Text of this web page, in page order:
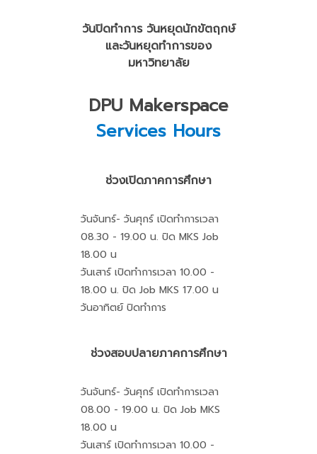
วันปิดทำการ วันหยุดนักขัตฤกษ์
และวันหยุดทำการของ
มหาวิทยาลัย
DPU Makerspace
Services Hours
ช่วงเปิดภาคการศึกษา
วันจันทร์- วันศุกร์ เปิดทำการเวลา
08.30 - 19.00 น. ปิด MKS Job
18.00 น
วันเสาร์ เปิดทำการเวลา 10.00 -
18.00 น. ปิด Job MKS 17.00 น
วันอาทิตย์ ปิดทำการ
ช่วงสอบปลายภาคการศึกษา
วันจันทร์- วันศุกร์ เปิดทำการเวลา
08.00 - 19.00 น. ปิด Job MKS
18.00 น
วันเสาร์ เปิดทำการเวลา 10.00 -